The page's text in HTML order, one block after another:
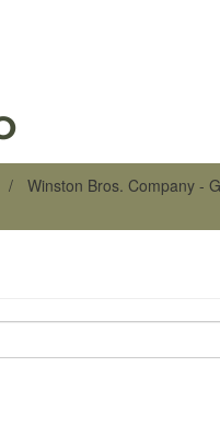
Winston Bros. Company -